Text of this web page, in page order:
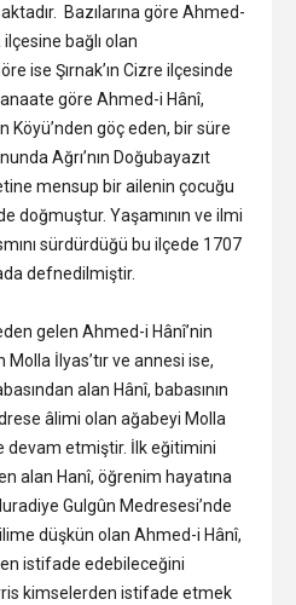
Bazılarına göre Ahmed-
bağlı olan
ise Şırnak’ın Cizre ilçesinde
göre Ahmed-i Hânî,
Köyü’nden göç eden, bir süre
Ağrı’nın Doğubayazıt
mensup bir ailenin çocuğu
doğmuştur. Yaşamının ve ilmi
sürdürdüğü bu ilçede 1707
defnedilmiştir.
gelen Ahmed-i Hânî’nin
İlyas’tır ve annesi ise,
alan Hânî, babasının
âlimi olan ağabeyi Molla
devam etmiştir. İlk eğitimini
alan Hanî, öğrenim hayatına
Gulgûn Medresesi’nde
düşkün olan Ahmed-i Hânî,
istifade edebileceğini
kimselerden istifade etmek